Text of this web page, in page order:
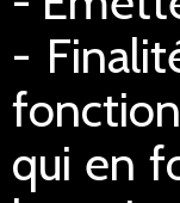
-
qui en